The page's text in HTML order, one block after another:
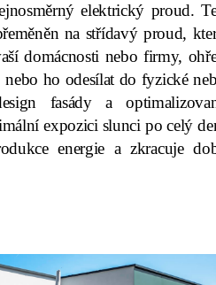
elektrický proud.
na střídavý proud,
domácnosti nebo firmy,
ho odesílat do fyzické
fasády a
expozici slunci po celý
energie a zkracuje